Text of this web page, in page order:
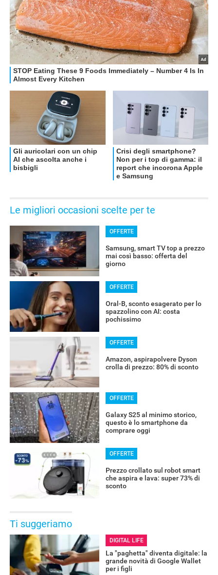
OFFERTE
Le migliori occasioni scelte per te
OFFERTE
Samsung, smart TV top a prezzo
mai così basso: offerta del
giorno
OFFERTE
Oral-B, sconto esagerato per lo
spazzolino con AI: costa
pochissimo
OFFERTE
Amazon, aspirapolvere Dyson
crolla di prezzo: 80% di sconto
OFFERTE
Galaxy S25 al minimo storico,
questo è lo smartphone da
comprare oggi
OFFERTE
Prezzo crollato sul robot smart
che aspira e lava: super 73% di
sconto
Ti suggeriamo
DIGITAL LIFE
La "paghetta" diventa digitale: la
grande novità di Google Wallet
per i figli